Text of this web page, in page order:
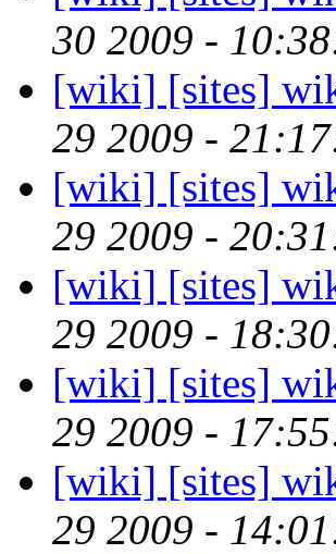
30 2009 -
[wiki] [sites]
29 2009 -
[wiki] [sites]
29 2009 -
[wiki] [sites]
29 2009 -
[wiki] [sites]
29 2009 -
[wiki] [sites]
29 2009 -